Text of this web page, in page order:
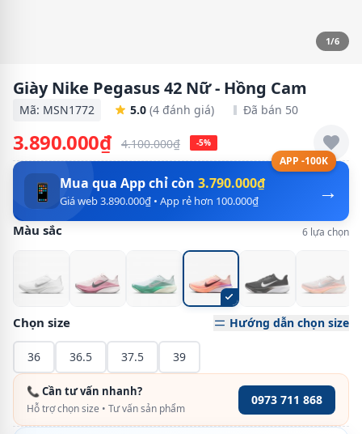
1/6
Giày Nike Pegasus 42 Nữ - Hồng Cam
Mã: MSN1772 5.0 (4 đánh giá) Đã bán 50
3.890.000₫ 4.100.000₫ -5%
APP -100K
→
📱 Mua qua App chỉ còn 3.790.000₫
Giá web 3.890.000₫ • App rẻ hơn 100.000₫
Màu sắc 6 lựa chọn
Chọn size Hướng dẫn chọn size
36 36.5 37.5 39
📞 Cần tư vấn nhanh?
Hỗ trợ chọn size • Tư vấn sản phẩm
0973 711 868